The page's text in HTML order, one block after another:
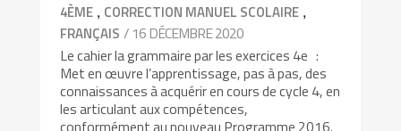
4ÈME , CORRECTION MANUEL SCOLAIRE ,
FRANÇAIS / 16 DÉCEMBRE 2020
Le cahier la grammaire par les exercices 4e :
Met en œuvre l’apprentissage, pas à pas, des
connaissances à acquérir en cours de cycle 4, en
les articulant aux compétences,
conformément au nouveau Programme 2016.